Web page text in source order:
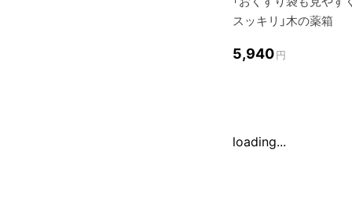
スッキリ」木の薬箱
5,940円
loading...